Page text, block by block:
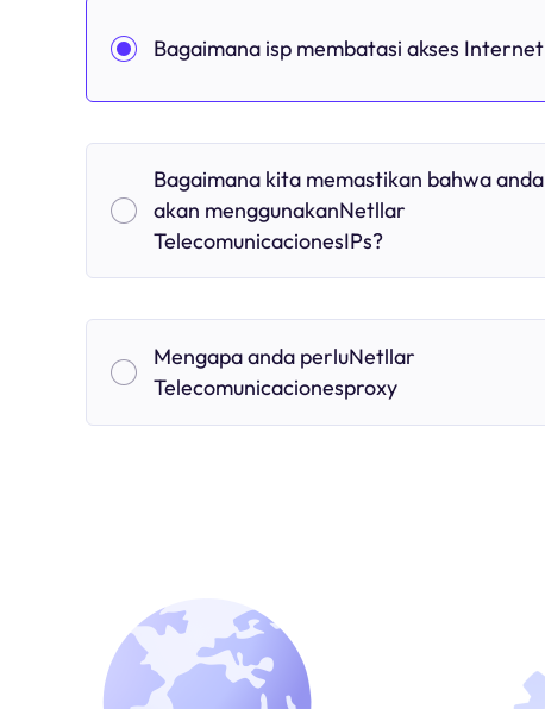
Bagaimana isp membatasi akses Internet
Bagaimana kita memastikan bahwa anda
akan menggunakanNetllar
TelecomunicacionesIPs?
Mengapa anda perluNetllar
Telecomunicacionesproxy